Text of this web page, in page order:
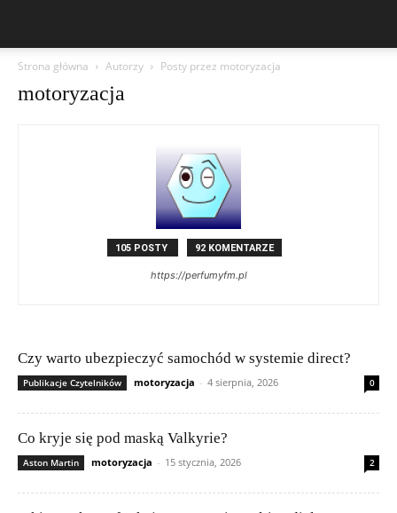
Strona główna Autorzy Posty przez motoryzacja
motoryzacja
105 POSTY 92 KOMENTARZE
https://perfumyfm.pl
Czy warto ubezpieczyć samochód w systemie direct?
Publikacje Czytelników motoryzacja - 4 sierpnia, 2026 0
Co kryje się pod maską Valkyrie?
Aston Martin motoryzacja - 15 stycznia, 2026 2